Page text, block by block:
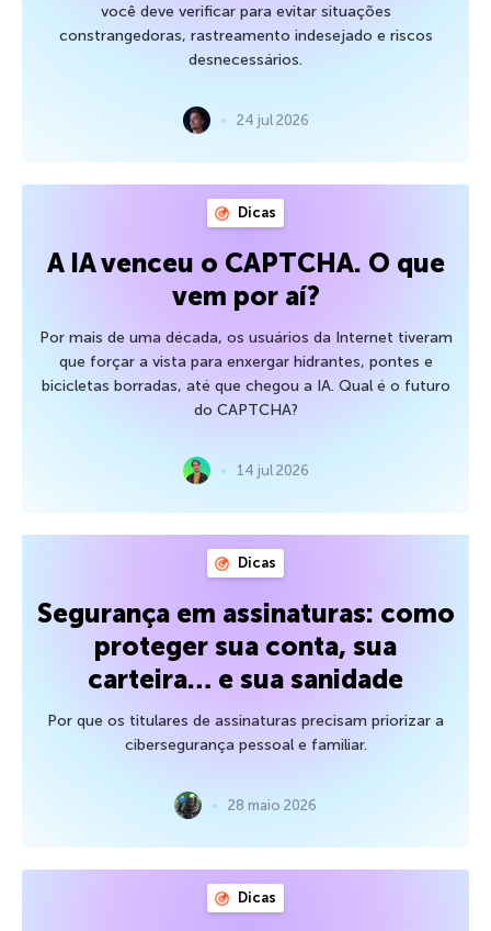
você deve verificar para evitar situações
constrangedoras, rastreamento indesejado e riscos
desnecessários.
24 jul 2026
Dicas
A IA venceu o CAPTCHA. O que
vem por aí?
Por mais de uma década, os usuários da Internet tiveram
que forçar a vista para enxergar hidrantes, pontes e
bicicletas borradas, até que chegou a IA. Qual é o futuro
do CAPTCHA?
14 jul 2026
Dicas
Segurança em assinaturas: como
proteger sua conta, sua
carteira… e sua sanidade
Por que os titulares de assinaturas precisam priorizar a
cibersegurança pessoal e familiar.
28 maio 2026
Dicas